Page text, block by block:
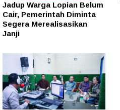
Jadup Warga Lopian Belum
Cair, Pemerintah Diminta
Segera Merealisasikan
Janji